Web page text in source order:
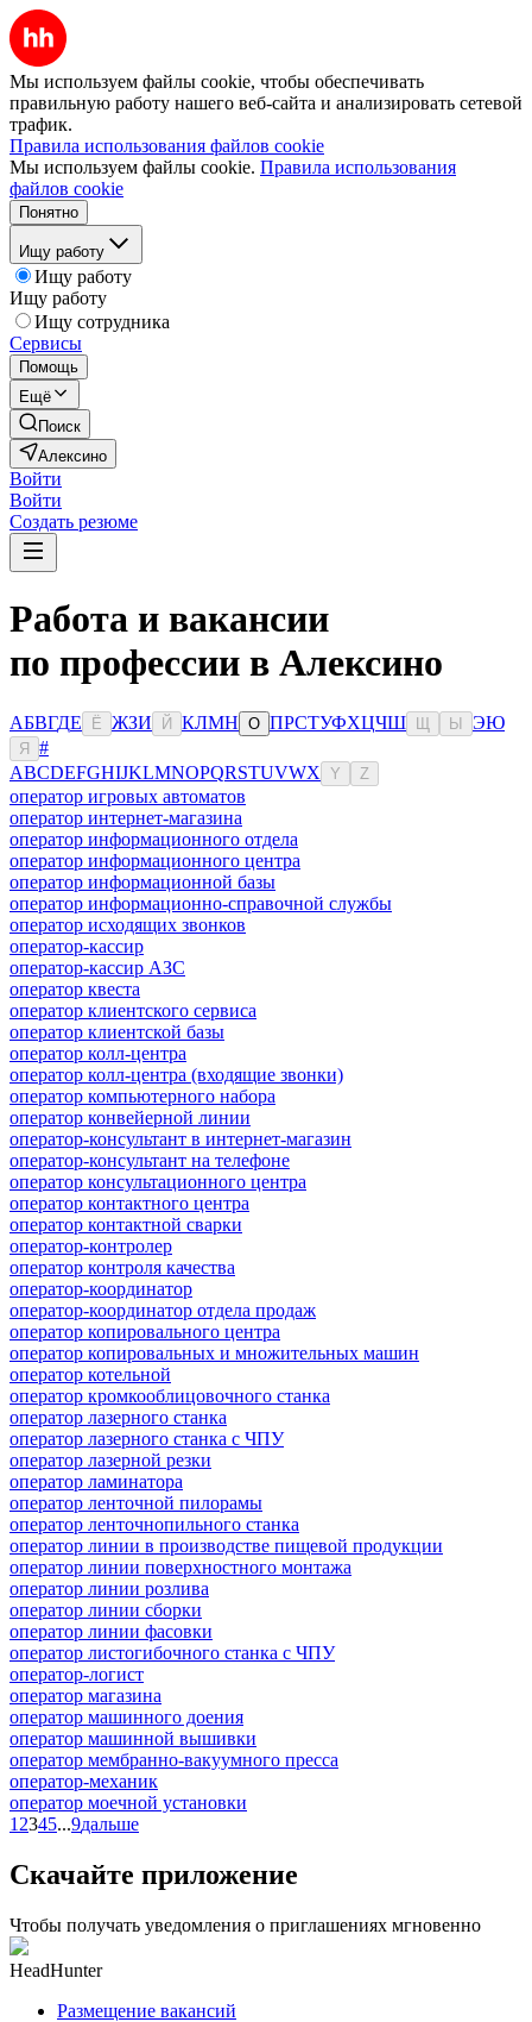
Мы используем файлы cookie, чтобы обеспечивать
правильную работу нашего веб-сайта и анализировать сетевой
трафик.
Правила использования файлов cookie
Мы используем файлы cookie. Правила использования
файлов cookie
Понятно
Ищу работу
Ищу работу
Ищу работу
Ищу сотрудника
Сервисы
Помощь
Ещё
Поиск
Алексино
Войти
Войти
Создать резюме
Работа и вакансии
по профессии в Алексино
АБВГДЕ Ё ЖЗИ Й КЛМН О ПРСТУФХЦЧШ Ы ЭЮ
Я
#
ABCDEFGHIJKLMNOPQRSTUVWX Y Z
оператор игровых автоматов
оператор интернет-магазина
оператор информационного отдела
оператор информационного центра
оператор информационной базы
оператор информационно-справочной службы
оператор исходящих звонков
оператор-кассир
оператор-кассир АЗС
оператор квеста
оператор клиентского сервиса
оператор клиентской базы
оператор колл-центра
оператор колл-центра (входящие звонки)
оператор компьютерного набора
оператор конвейерной линии
оператор-консультант в интернет-магазин
оператор-консультант на телефоне
оператор консультационного центра
оператор контактного центра
оператор контактной сварки
оператор-контролер
оператор контроля качества
оператор-координатор
оператор-координатор отдела продаж
оператор копировального центра
оператор копировальных и множительных машин
оператор котельной
оператор кромкооблицовочного станка
оператор лазерного станка
оператор лазерного станка с ЧПУ
оператор лазерной резки
оператор ламинатора
оператор ленточной пилорамы
оператор ленточнопильного станка
оператор линии в производстве пищевой продукции
оператор линии поверхностного монтажа
оператор линии розлива
оператор линии сборки
оператор линии фасовки
оператор листогибочного станка с ЧПУ
оператор-логист
оператор магазина
оператор машинного доения
оператор машинной вышивки
оператор мембранно-вакуумного пресса
оператор-механик
оператор моечной установки
1 2345...9дальше
Скачайте приложение
Чтобы получать уведомления о приглашениях мгновенно
HeadHunter
Размещение вакансий